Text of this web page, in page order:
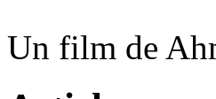
Un film de